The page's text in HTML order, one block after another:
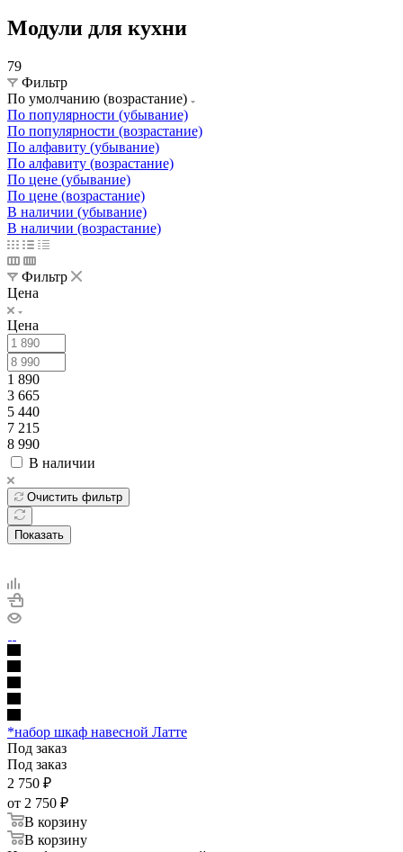
Модули для кухни
79
Фильтр
По умолчанию (возрастание)
По популярности (убывание)
По популярности (возрастание)
По алфавиту (убывание)
По алфавиту (возрастание)
По цене (убывание)
По цене (возрастание)
В наличии (убывание)
В наличии (возрастание)
Фильтр
Цена
Цена
1 890
3 665
5 440
7 215
8 990
В наличии
Очистить фильтр
Показать
*набор шкаф навесной Латте
Под заказ
Под заказ
2 750 ₽
от 2 750 ₽
В корзину
В корзину